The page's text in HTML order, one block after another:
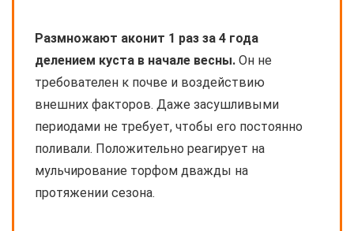
Размножают аконит 1 раз за 4 года
делением куста в начале весны. Он не
требователен к почве и воздействию
внешних факторов. Даже засушливыми
периодами не требует, чтобы его постоянно
поливали. Положительно реагирует на
мульчирование торфом дважды на
протяжении сезона.